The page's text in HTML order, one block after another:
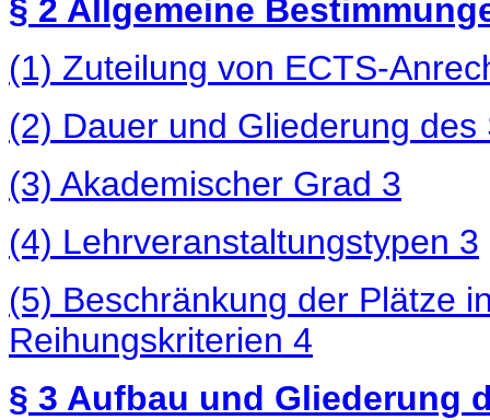
§ 2 Allgemeine
(1) Zuteilung von ECTS-
(2) Dauer und Gliederung
(3) Akademischer Grad 3
(4) Lehrveranstaltungstypen 3
(5) Beschränkung der Plätze
Reihungskriterien 4
§ 3 Aufbau und Gliederung